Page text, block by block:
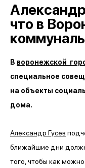
что в
В воронежской
специальное
на объекты
дома.
Александр Гусев
ближайшие дни
того, чтобы как